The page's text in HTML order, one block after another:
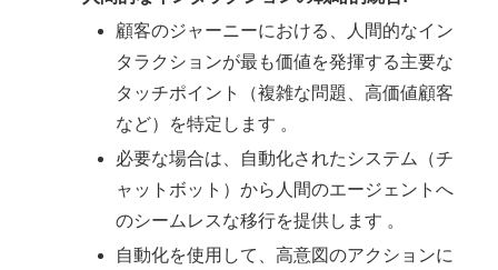
顧客のジャーニーにおける、人間的なイン
タラクションが最も価値を発揮する主要な
タッチポイント（複雑な問題、高価値顧客
など）を特定します 。
必要な場合は、自動化されたシステム（チ
ャットボット）から人間のエージェントへ
のシームレスな移行を提供します 。
自動化を使用して、高意図のアクションに